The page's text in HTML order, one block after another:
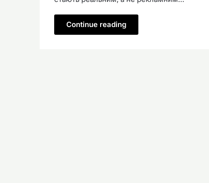
Continue reading